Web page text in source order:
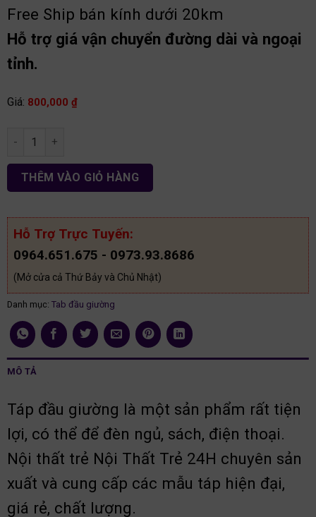
Free Ship bán kính dưới 20km
Hỗ trợ giá vận chuyển đường dài và ngoại
tỉnh.
Giá: 800,000 ₫
Táp đàu giường hiện đại gỗ MDF tđg11 số lượng
THÊM VÀO GIỎ HÀNG
Hỗ Trợ Trực Tuyến:
0964.651.675 - 0973.93.8686
(Mở cửa cả Thứ Bảy và Chủ Nhật)
Danh mục: Tab đầu giường
MÔ TẢ
Táp đầu giường là một sản phẩm rất tiện
lợi, có thể để đèn ngủ, sách, điện thoại.
Nội thất trẻ Nội Thất Trẻ 24H chuyên sản
xuất và cung cấp các mẫu táp hiện đại,
giá rẻ, chất lượng.